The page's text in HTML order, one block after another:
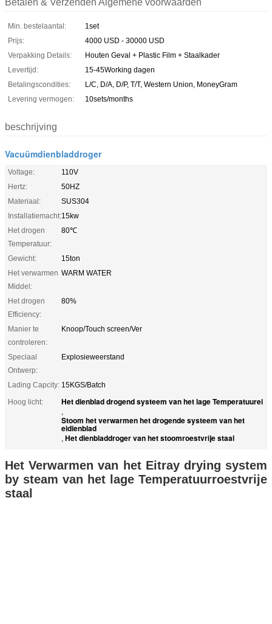
Min. bestelaantal:
1set
Prijs:
4000 USD - 30000 USD
Verpakking Details:
Houten Geval + Plastic Film + Staalkader
Levertijd:
15-45Working dagen
Betalingscondities:
L/C, D/A, D/P, T/T, Western Union, MoneyGram
Levering vermogen:
10sets/months
beschrijving
Vacuümdienbladdroger
Voltage:
110V
Hertz:
50HZ
Materiaal:
SUS304
Installatiemacht:15kw
Het drogen
Temperatuur:
80℃
Gewicht:
15ton
Het verwarmen
Middel:
WARM WATER
Het drogen
Efficiency:
80%
Manier te
controleren:
Knoop/Touch screen/Ver
Speciaal
Ontwerp:
Explosieweerstand
Lading Capcity: 15KGS/Batch
Hoog licht:
Het dienblad drogend systeem van het lage Temperatuurei
,
Stoom het verwarmen het drogende systeem van het
eidienblad
, Het dienbladdroger van het stoomroestvrije staal
Het Verwarmen van het Eitray drying system
by steam van het lage Temperatuurroestvrije
staal